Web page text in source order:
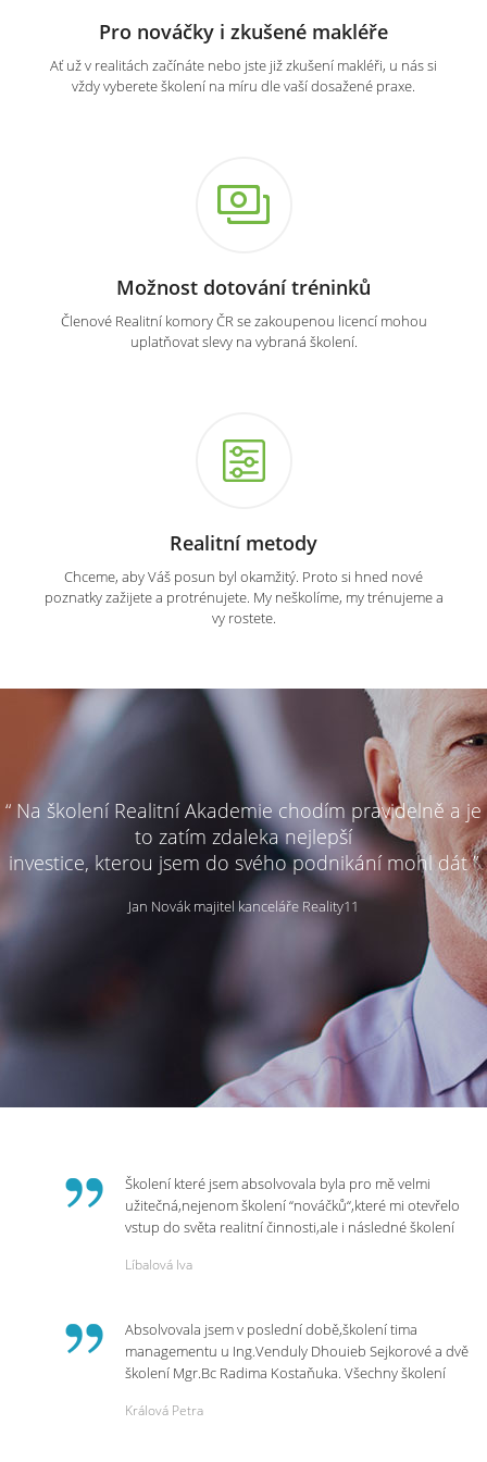
Pro nováčky i zkušené makléře
Ať už v realitách začínáte nebo jste již zkušení makléři, u nás si
vždy vyberete školení na míru dle vaší dosažené praxe.
Možnost dotování tréninků
Členové Realitní komory ČR se zakoupenou licencí mohou
uplatňovat slevy na vybraná školení.
Realitní metody
Chceme, aby Váš posun byl okamžitý. Proto si hned nové
poznatky zažijete a protrénujete. My neškolíme, my trénujeme a
vy rostete.
“ Na školení Realitní Akademie chodím pravidelně a je
to zatím zdaleka nejlepší
investice, kterou jsem do svého podnikání mohl dát ”
Jan Novák majitel kanceláře Reality11
Školení které jsem absolvovala byla pro mě velmi
užitečná,nejenom školení “nováčků“,které mi otevřelo
vstup do světa realitní činnosti,ale i následné školení
p.Vendulce která s nesmírnou lidskostí,přesto
potřebná školení,která Realitní Akademie umožňuje.
Líbalová Iva
Absolvovala jsem v poslední době,školení tima
managementu u Ing.Venduly Dhouieb Sejkorové a dvě
školení Mgr.Bc Radima Kostaňuka. Všechny školení
práci a na život.
Králová Petra